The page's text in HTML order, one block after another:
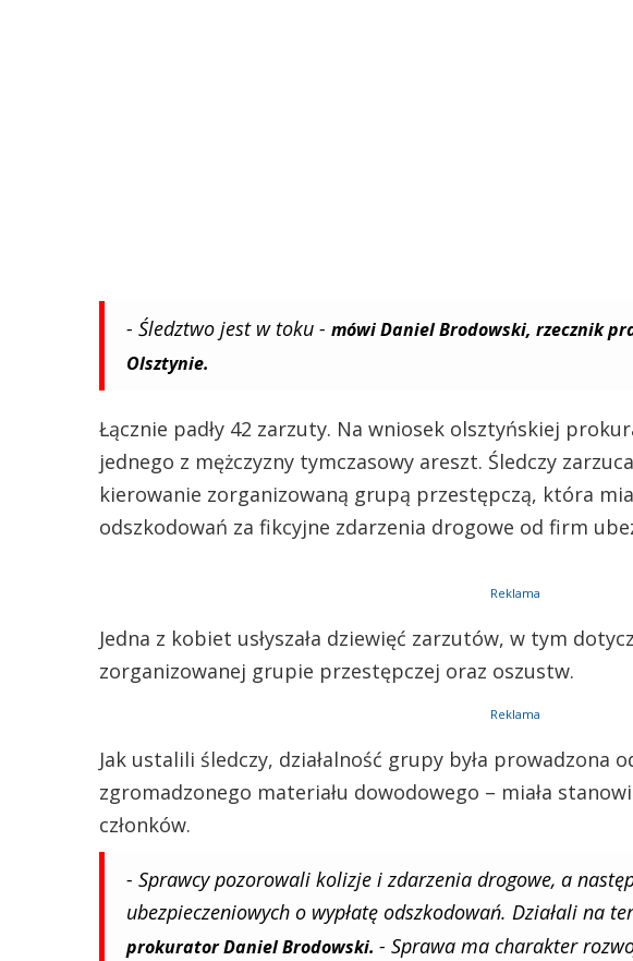
- Śledztwo jest w toku -mówi Daniel Brodowski, rzecznik
Olsztynie.
Łącznie padły 42 zarzuty. Na wniosek olsztyńskiej
jednego z mężczyzny tymczasowy areszt. Śledczy
kierowanie zorganizowaną grupą przestępczą, która
odszkodowań za fikcyjne zdarzenia drogowe od firm
Reklama
Jedna z kobiet usłyszała dziewięć zarzutów, w tym
zorganizowanej grupie przestępczej oraz oszustw.
Reklama
Jak ustalili śledczy, działalność grupy była prowadzona
zgromadzonego materiału dowodowego – miała
członków.
- Sprawcy pozorowali kolizje i zdarzenia drogowe, a
ubezpieczeniowych o wypłatę odszkodowań. Działali na
prokurator Daniel Brodowski.- Sprawa ma charakter